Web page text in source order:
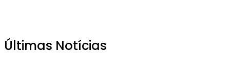
Últimas Notícias